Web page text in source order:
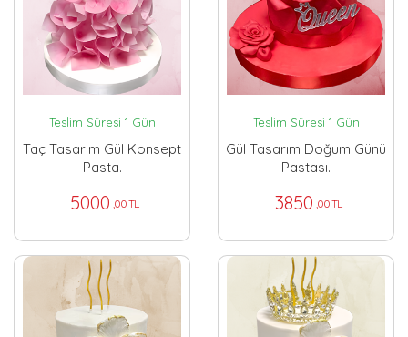
Teslim Süresi 1 Gün
Taç Tasarım Gül Konsept
Pasta.
5000 ,00 TL
Teslim Süresi 1 Gün
Gül Tasarım Doğum Günü
Pastası.
3850 ,00 TL